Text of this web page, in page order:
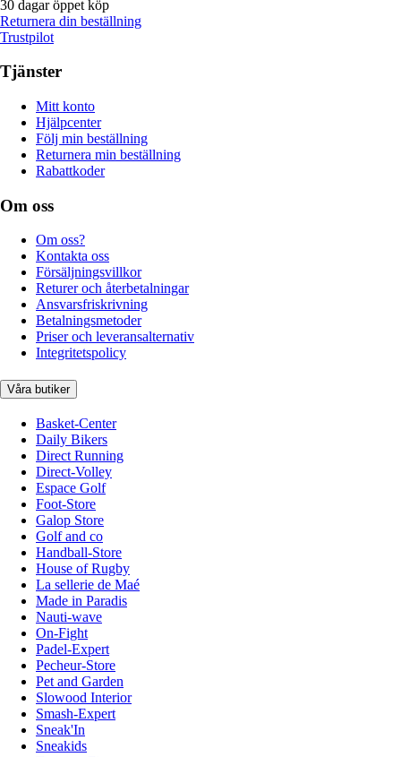
30 dagar öppet köp
Returnera din beställning
Trustpilot
Tjänster
Mitt konto
Hjälpcenter
Följ min beställning
Returnera min beställning
Rabattkoder
Om oss
Om oss?
Kontakta oss
Försäljningsvillkor
Returer och återbetalningar
Ansvarsfriskrivning
Betalningsmetoder
Priser och leveransalternativ
Integritetspolicy
Våra butiker
Basket-Center
Daily Bikers
Direct Running
Direct-Volley
Espace Golf
Foot-Store
Galop Store
Golf and co
Handball-Store
House of Rugby
La sellerie de Maé
Made in Paradis
Nauti-wave
On-Fight
Padel-Expert
Pecheur-Store
Pet and Garden
Slowood Interior
Smash-Expert
Sneak'In
Sneakids